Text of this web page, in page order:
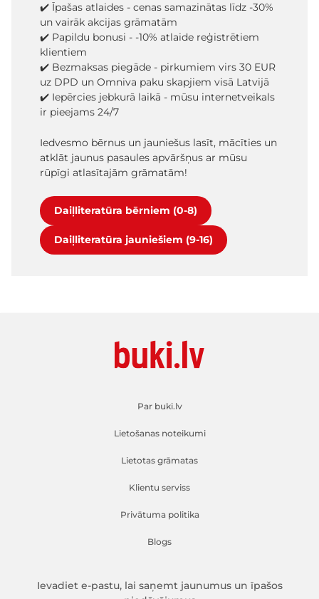
✔️ Īpašas atlaides - cenas samazinātas līdz -30%
un vairāk akcijas grāmatām
✔️ Papildu bonusi - -10% atlaide reģistrētiem
klientiem
✔️ Bezmaksas piegāde - pirkumiem virs 30 EUR
uz DPD un Omniva paku skapjiem visā Latvijā
✔️ Iepērcies jebkurā laikā - mūsu internetveikals
ir pieejams 24/7
Iedvesmo bērnus un jauniešus lasīt, mācīties un
atklāt jaunus pasaules apvāršņus ar mūsu
rūpīgi atlasītajām grāmatām!
Daiļliteratūra bērniem (0-8)
Daiļliteratūra jauniešiem (9-16)
Par buki.lv
Lietošanas noteikumi
Lietotas grāmatas
Klientu serviss
Privātuma politika
Blogs
Ievadiet e-pastu, lai saņemt jaunumus un īpašos